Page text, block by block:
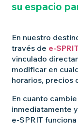
su espacio
En nuestro
través de e-
vinculado
modificar en
horarios, precios
En cuanto
inmediatamente
e-SPRIT